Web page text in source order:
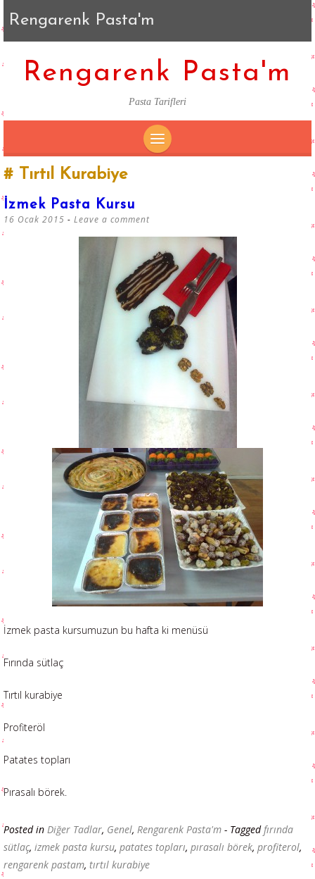
Rengarenk Pasta'm
Rengarenk Pasta'm
Pasta Tarifleri
Tırtıl Kurabiye
İzmek Pasta Kursu
16 Ocak 2015 Leave a comment
İzmek pasta kursumuzun bu hafta ki menüsü
Fırında sütlaç
Tırtıl kurabiye
Profiteröl
Patates topları
Pırasalı börek.
Posted in Diğer Tadlar, Genel, Rengarenk Pasta'm - Taggedfırında
sütlaç, izmek pasta kursu, patates topları, pırasalı börek, profiterol,
rengarenk pastam, tırtıl kurabiye